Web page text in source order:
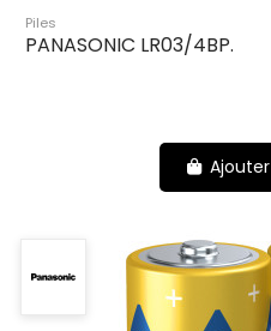
Piles
PANASONIC LR03/4BP.